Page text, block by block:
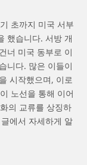
초까지 미국 서부
했습니다. 서방 개
너 미국 동부로 이
니다. 많은 이들이
시작했으며, 이로
노선을 통해 이어
의 교류를 상징하
에서 자세하게 알